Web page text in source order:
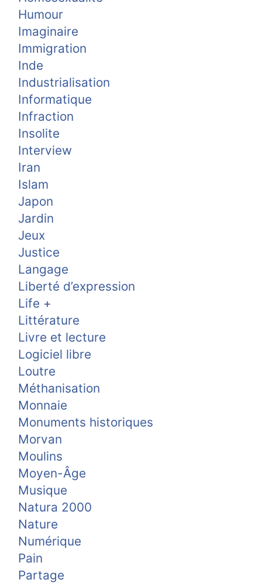
Humour
Imaginaire
Immigration
Inde
Industrialisation
Informatique
Infraction
Insolite
Interview
Iran
Islam
Japon
Jardin
Jeux
Justice
Langage
Liberté d’expression
Life +
Littérature
Livre et lecture
Logiciel libre
Loutre
Méthanisation
Monnaie
Monuments historiques
Morvan
Moulins
Moyen-Âge
Musique
Natura 2000
Nature
Numérique
Pain
Partage